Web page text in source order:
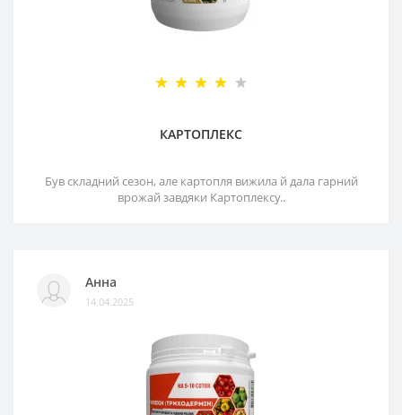
КАРТОПЛЕКС
Був складний сезон, але картопля вижила й дала гарний
врожай завдяки Картоплексу..
Анна
14.04.2025